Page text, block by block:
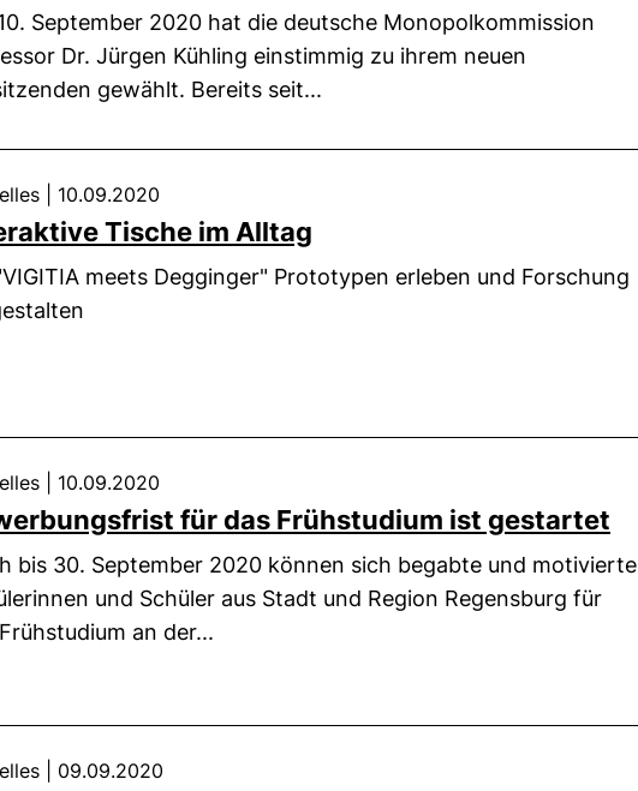
September 2020 hat die deutsche Monopolkommission
Dr. Jürgen Kühling einstimmig zu ihrem neuen
gewählt. Bereits seit...
Tische im Alltag
10.09.2020
meets Degginger" Prototypen erleben und Forschung
für das Frühstudium ist gestartet
10.09.2020
bis 30. September 2020 können sich begabte und motivierte
und Schüler aus Stadt und Region Regensburg für
an der...
09.09.2020